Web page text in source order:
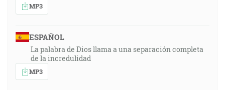
MP3
ESPAÑOL
La palabra de Dios llama a una separación completa
de la incredulidad
MP3